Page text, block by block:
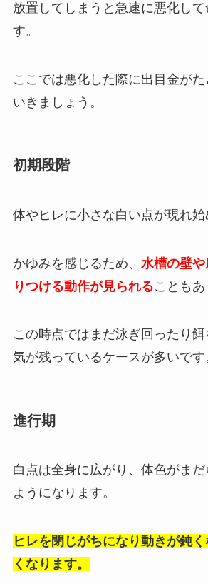
放置してしまうと急速に悪化して
す。
ここでは悪化した際に出目金が
いきましょう。
初期段階
体やヒレに小さな白い点が現れ始
かゆみを感じるため、 水槽の壁
りつける動作が見られることもあ
この時点ではまだ泳ぎ回ったり
気が残っているケースが多いです
進行期
白点は全身に広がり、体色がま
ようになります。
ヒレを閉じがちになり動きが鈍
くなります。